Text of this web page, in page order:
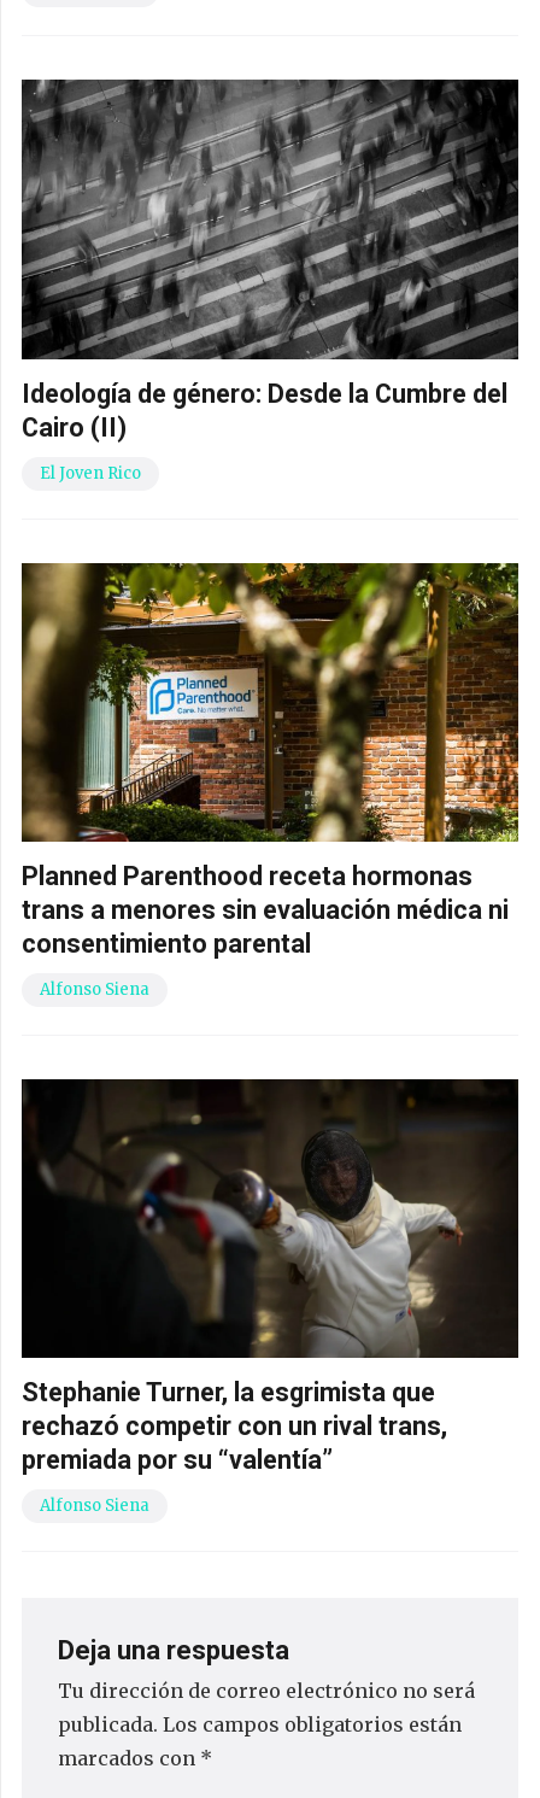
Ideología de género: Desde la Cumbre del
Cairo (II)
El Joven Rico
Planned Parenthood receta hormonas
trans a menores sin evaluación médica ni
consentimiento parental
Alfonso Siena
Stephanie Turner, la esgrimista que
rechazó competir con un rival trans,
premiada por su “valentía”
Alfonso Siena
Deja una respuesta
Tu dirección de correo electrónico no será
publicada. Los campos obligatorios están
marcados con *